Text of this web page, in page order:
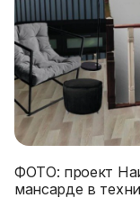
ФОТО: проект
мансарде в